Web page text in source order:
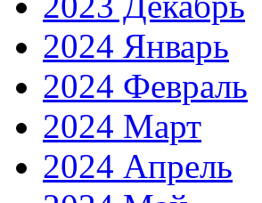
2024 Январь
2024 Февраль
2024 Март
2024 Апрель